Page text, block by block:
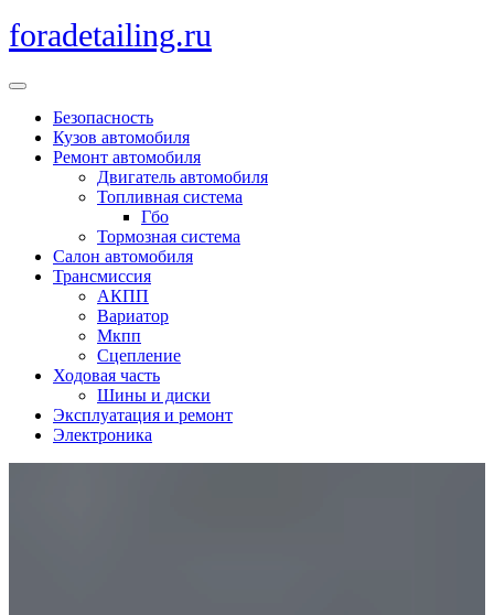
Перейти
к
foradetailing.ru
Кнопка
ОткрытьБезопасность
Кузов автомобиля
Ремонт автомобиля
Двигатель автомобиля
Топливная система
Гбо
Тормозная система
Салон автомобиля
Трансмиссия
АКПП
Вариатор
Мкпп
Сцепление
Ходовая часть
Шины и диски
Эксплуатация и ремонт
Электроника